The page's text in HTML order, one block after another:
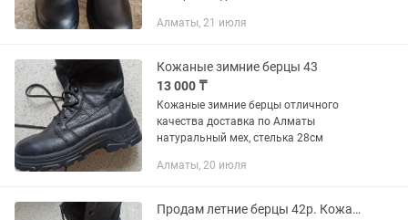
подошва.
Алматы, 21 июля
Кожаные зимние берцы 43
13 000 ₸
Кожаные зимние берцы отличного
качества доставка по Алматы
натуральный мех, стелька 28см
Алматы, 20 июля
Продам летние берцы 42р. Кожаные